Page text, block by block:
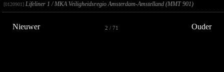
[0120901] Lifeliner 1 / MKA Veiligheidsregio Amsterdam-Amstelland (MMT 901)
Nieuwer 2 / 71 Ouder